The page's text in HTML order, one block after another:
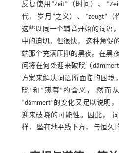
反复使用“Zeit”（时间）、
代， 岁月”之义）、 “zeugt”（
这些以同一个辅音开始的词语
中的迫切。但很快， 这种急促
端那个充满压抑的黑夜。在黑
问将在何处迎来破晓（
方案来解决词语所面临的困境
晓”和“薄暮”的含义， 然而从
“dämmert”的变化又足以说明
迎来破晓的可能性。因此，
样， 坠在地平线下方， 与恒久